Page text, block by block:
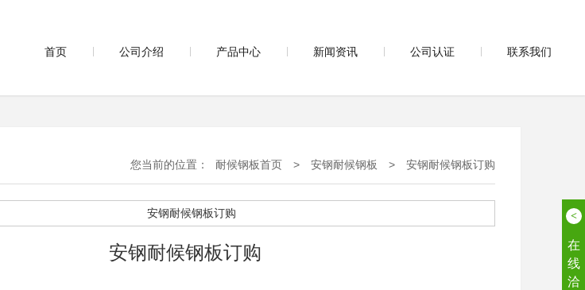
首页 公司介绍 产品中心 新闻资讯 公司认证 联系我们
您当前的位置： 耐候钢板首页 > 安钢耐候钢板 > 安钢耐候钢板订购
安钢耐候钢板订购
<
在
线
洽